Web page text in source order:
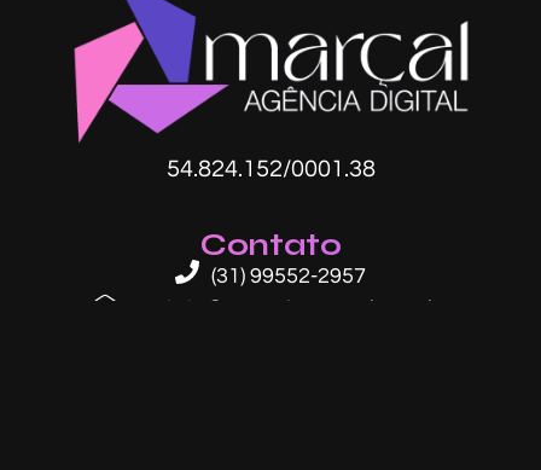
54.824.152/0001.38​
Contato
(31) 99552-2957
contato@agenciamarcal.com.br